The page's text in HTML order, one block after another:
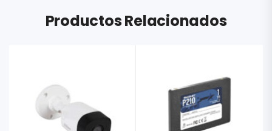
Productos Relacionados